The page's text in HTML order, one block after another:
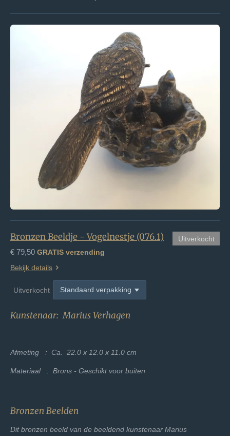
Uitverkocht
Bronzen Beeldje - Vogelnestje (076.1)
€ 79,50 GRATIS verzending
Bekijk details
Uitverkocht
Kunstenaar: Marius Verhagen
Afmeting : Ca. 22.0 x 12.0 x 11.0 cm
Materiaal : Brons - Geschikt voor buiten
Bronzen Beelden
Dit bronzen beeld van de beeldend kunstenaar Marius